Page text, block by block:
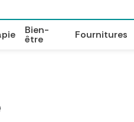
Bien-
être Fournitures